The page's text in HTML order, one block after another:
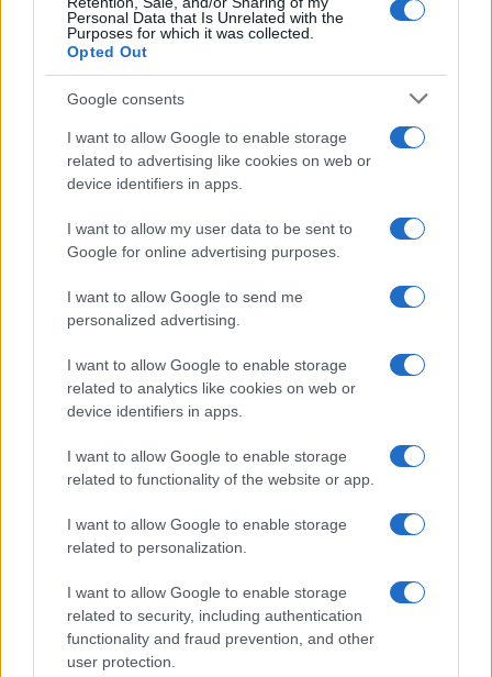
Personal Data that Is Unrelated with the
Purposes for which it was collected.
Opted Out
Google consents
I want to allow Google to enable storage
related to advertising like cookies on web or
device identifiers in apps.
I want to allow my user data to be sent to
Google for online advertising purposes.
I want to allow Google to send me
personalized advertising.
I want to allow Google to enable storage
related to analytics like cookies on web or
device identifiers in apps.
I want to allow Google to enable storage
related to functionality of the website or app.
I want to allow Google to enable storage
related to personalization.
I want to allow Google to enable storage
related to security, including authentication
functionality and fraud prevention, and other
user protection.
AUTORE
Giorgia Stromeo
Continua a leggere